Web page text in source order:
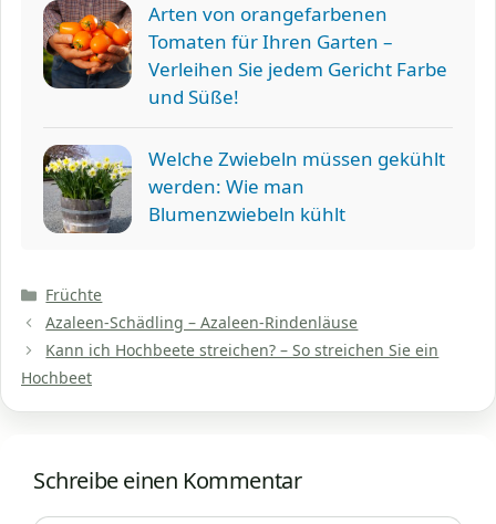
Arten von orangefarbenen
Tomaten für Ihren Garten –
Verleihen Sie jedem Gericht Farbe
und Süße!
Welche Zwiebeln müssen gekühlt
werden: Wie man
Blumenzwiebeln kühlt
Kategorien
Früchte
Azaleen-Schädling – Azaleen-Rindenläuse
Kann ich Hochbeete streichen? – So streichen Sie ein
Hochbeet
Schreibe einen Kommentar